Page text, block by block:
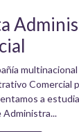
Comercial
a
Administra...